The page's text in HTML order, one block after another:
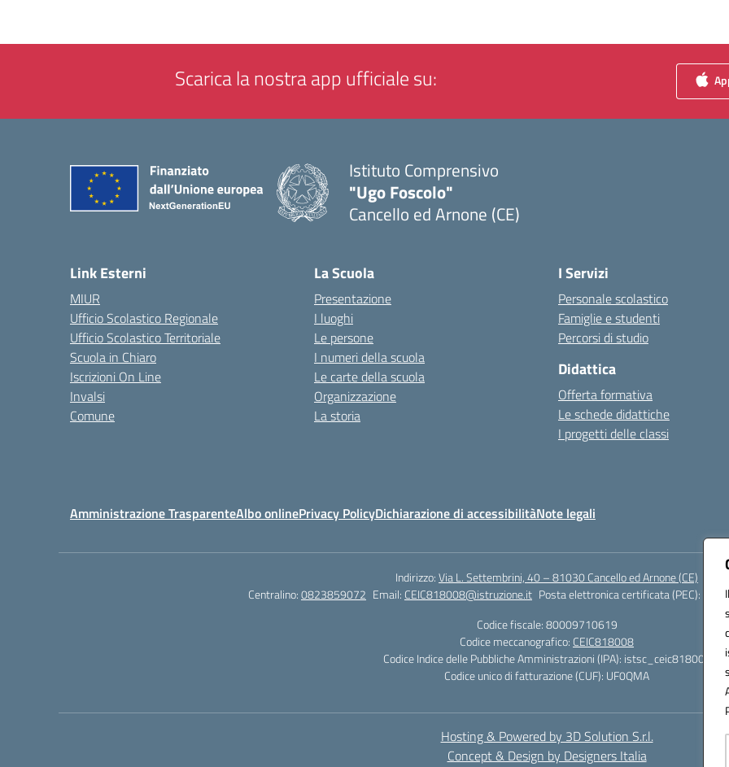
Scarica la nostra app ufficiale su:
Istituto Comprensivo
"Ugo Foscolo"
Cancello ed Arnone (CE)
Link Esterni
MIUR
Ufficio Scolastico Regionale
Ufficio Scolastico Territoriale
Scuola in Chiaro
Iscrizioni On Line
Invalsi
Comune
La Scuola
Presentazione
I luoghi
Le persone
I numeri della scuola
Le carte della scuola
Organizzazione
La storia
I Servizi
Personale scolastico
Famiglie e studenti
Percorsi di studio
Didattica
Offerta formativa
Le schede didattiche
I progetti delle classi
Amministrazione TrasparenteAlbo onlinePrivacy PolicyDichiarazione di accessibilitàNote legali
Indirizzo:Via L. Settembrini, 40 – 81030 Cancello ed Arnone (CE)
Centralino:0823859072 Email: CEIC818008@istruzione.it Posta elettronica certificata (PEC):
Codice fiscale: 80009710619
Codice meccanografico: CEIC818008
Codice Indice delle Pubbliche Amministrazioni (IPA): istsc_ceic818008
Codice unico di fatturazione (CUF): UF0QMA
Hosting & Powered by 3D Solution S.r.l.
Concept & Design by Designers Italia